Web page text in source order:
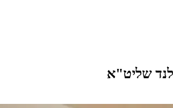
שליט"א